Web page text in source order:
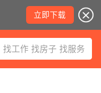
立即下载
找工作 找房子 找服务